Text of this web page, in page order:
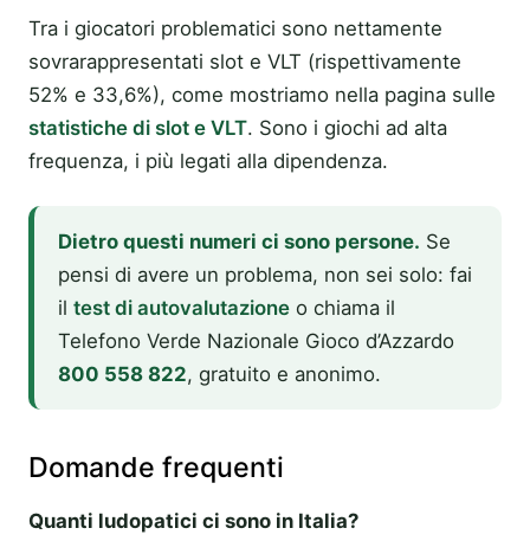
Tra i giocatori problematici sono nettamente
sovrarappresentati slot e VLT (rispettivamente
52% e 33,6%), come mostriamo nella pagina sulle
statistiche di slot e VLT. Sono i giochi ad alta
frequenza, i più legati alla dipendenza.
Dietro questi numeri ci sono persone. Se
pensi di avere un problema, non sei solo: fai
il test di autovalutazione o chiama il
Telefono Verde Nazionale Gioco d’Azzardo
800 558 822, gratuito e anonimo.
Domande frequenti
Quanti ludopatici ci sono in Italia?